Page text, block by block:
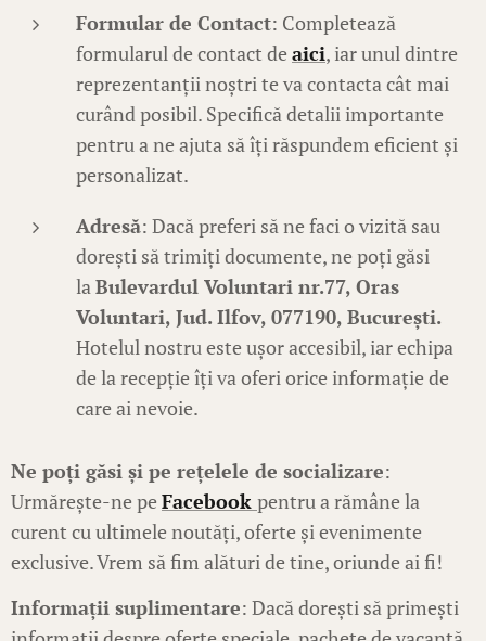
Formular de Contact: Completează
formularul de contact de aici, iar unul dintre
reprezentanții noștri te va contacta cât mai
curând posibil. Specifică detalii importante
pentru a ne ajuta să îți răspundem eficient și
personalizat.
Adresă: Dacă preferi să ne faci o vizită sau
dorești să trimiți documente, ne poți găsi
laBulevardul Voluntari nr.77, Oras
Voluntari, Jud. Ilfov, 077190, București.
Hotelul nostru este ușor accesibil, iar echipa
de la recepție îți va oferi orice informație de
care ai nevoie.
Ne poți găsi și pe rețelele de socializare:
Urmărește-ne pe Facebook pentru a rămâne la
curent cu ultimele noutăți, oferte și evenimente
exclusive. Vrem să fim alături de tine, oriunde ai fi!
Informații suplimentare: Dacă dorești să primești